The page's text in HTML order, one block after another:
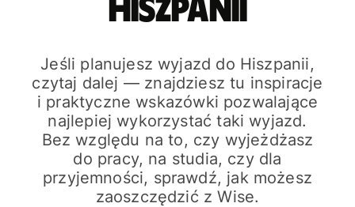
Hiszpanii
Jeśli planujesz wyjazd do Hiszpanii,
czytaj dalej — znajdziesz tu inspiracje
i praktyczne wskazówki pozwalające
najlepiej wykorzystać taki wyjazd.
Bez względu na to, czy wyjeżdżasz
do pracy, na studia, czy dla
przyjemności, sprawdź, jak możesz
zaoszczędzić z Wise.